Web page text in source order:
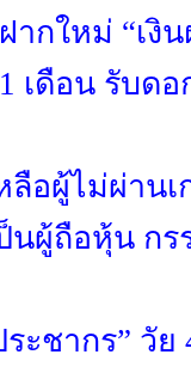
ากใหม่ “เงิ
เดือน รับดอ
อผู้ไม่ผ่าน
ผู้ถือหุ้น ก
ะชากร” วัย